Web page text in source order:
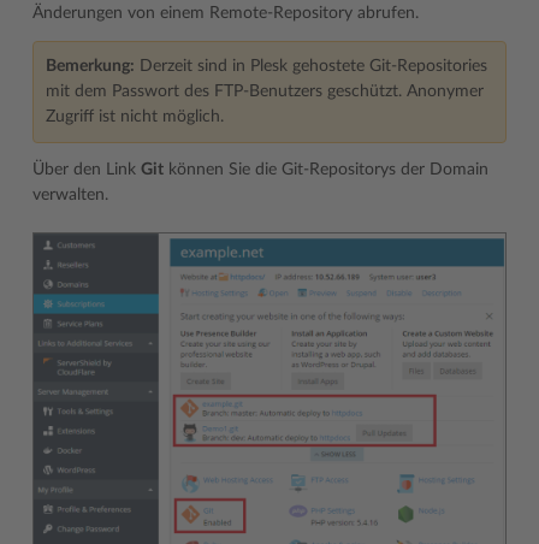
Änderungen von einem Remote-Repository abrufen.
Bemerkung: Derzeit sind in Plesk gehostete Git-Repositories
mit dem Passwort des FTP-Benutzers geschützt. Anonymer
Zugriff ist nicht möglich.
Über den Link Git können Sie die Git-Repositorys der Domain
verwalten.